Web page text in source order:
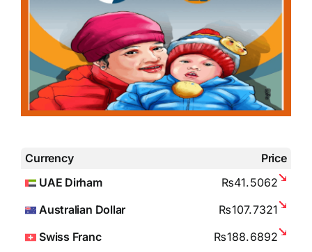
Currency
Price
UAE Dirham
₨41.5062
Australian Dollar
₨107.7321
Swiss Franc
₨188.6892